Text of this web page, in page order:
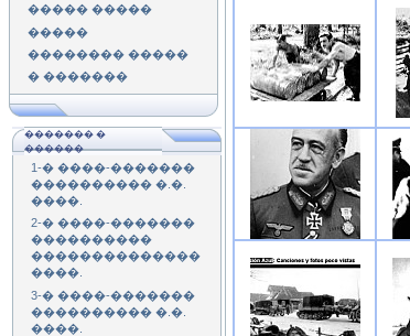
����� �����
�����
�������� �����
� �������
������� �
������
1-� ����-�������
���������� �.�.
����
2-� ����-�������
����������
��������������
����.
3-� ����-�������
���������� �.�.
����.